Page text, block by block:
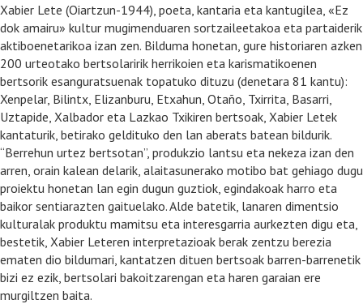
Xabier Lete (Oiartzun-1944), poeta, kantaria eta kantugilea, «Ez
dok amairu» kultur mugimenduaren sortzaileetakoa eta partaiderik
aktiboenetarikoa izan zen. Bilduma honetan, gure historiaren azken
200 urteotako bertsolaririk herrikoien eta karismatikoenen
bertsorik esanguratsuenak topatuko dituzu (denetara 81 kantu):
Xenpelar, Bilintx, Elizanburu, Etxahun, Otaño, Txirrita, Basarri,
Uztapide, Xalbador eta Lazkao Txikiren bertsoak, Xabier Letek
kantaturik, betirako geldituko den lan aberats batean bildurik.
“Berrehun urtez bertsotan”, produkzio lantsu eta nekeza izan den
arren, orain kalean delarik, alaitasunerako motibo bat gehiago dugu
proiektu honetan lan egin dugun guztiok, egindakoak harro eta
baikor sentiarazten gaituelako. Alde batetik, lanaren dimentsio
kulturalak produktu mamitsu eta interesgarria aurkezten digu eta,
bestetik, Xabier Leteren interpretazioak berak zentzu berezia
ematen dio bildumari, kantatzen dituen bertsoak barren-barrenetik
bizi ez ezik, bertsolari bakoitzarengan eta haren garaian ere
murgiltzen baita.